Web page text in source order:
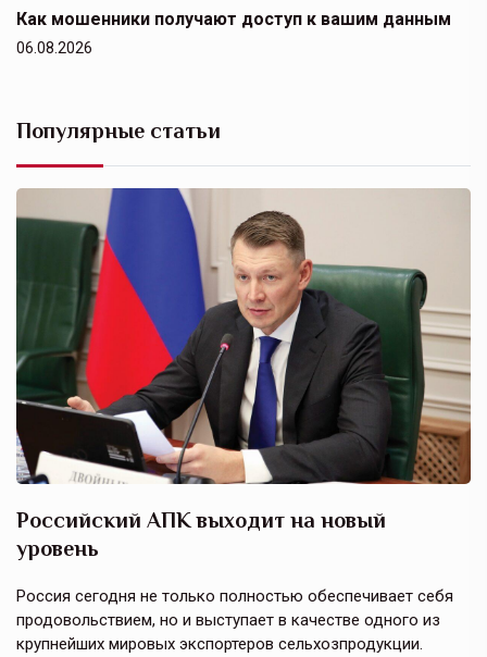
Как мошенники получают доступ к вашим данным
06.08.2026
Популярные статьи
Российский АПК выходит на новый
уровень
Россия сегодня не только полностью обеспечивает себя
продовольствием, но и выступает в качестве одного из
крупнейших мировых экспортеров сельхозпродукции.